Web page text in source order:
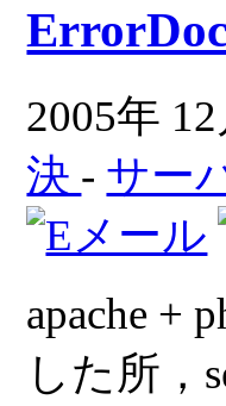
2005年
決 - サー
apache +
した所，